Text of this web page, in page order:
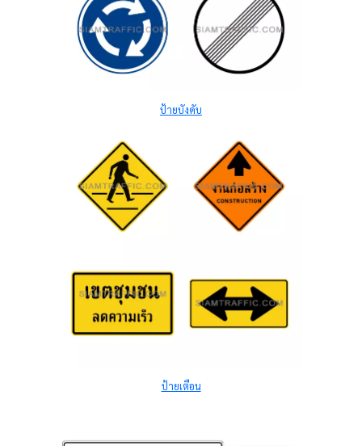
ป้ายบังคับ
ป้ายเตือน